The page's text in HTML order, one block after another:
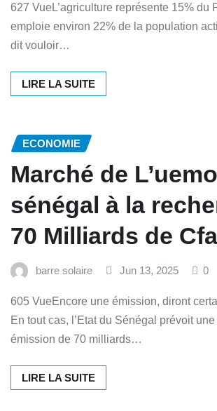
627 VueL’agriculture représente 15% du
emploie environ 22% de la population
dit vouloir…
LIRE LA SUITE
ECONOMIE
Marché de
sénégal à la
70 Milliards de Cfa
barre solaire Jun 13, 2025 0
605 VueEncore une émission, diront
En tout cas, l’Etat du Sénégal prévoit
émission de 70 milliards…
LIRE LA SUITE